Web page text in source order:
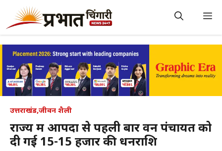
content
उत्तराखंड,जीवन शैली
राज्य में आपदा से पहली बार वन पंचायत को
दी गई 15-15 हजार की धनराशि